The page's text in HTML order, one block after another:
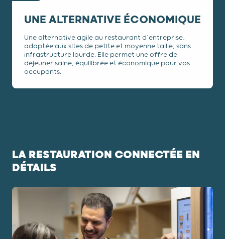
UNE ALTERNATIVE ÉCONOMIQUE
Une alternative agile au restaurant d’entreprise,
adaptée aux sites de petite et moyenne taille, sans
infrastructure lourde. Elle permet une offre de
déjeuner saine, équilibrée et économique pour vos
occupants.
LA RESTAURATION CONNECTÉE EN
DÉTAILS